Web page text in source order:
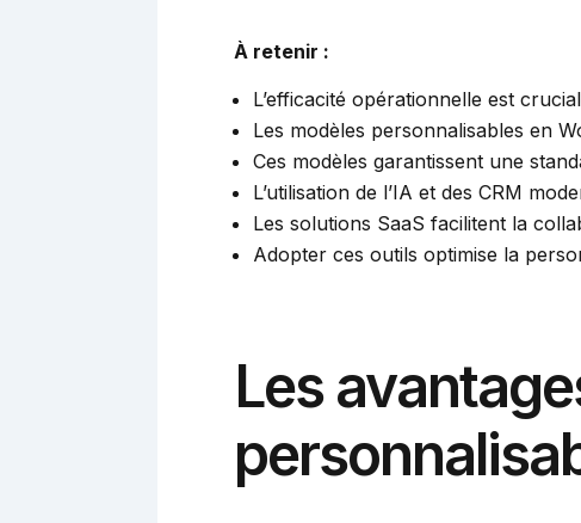
À retenir :
L’efficacité opérationnelle est
Les modèles personnalisables en
Ces modèles garantissent une
L’utilisation de l’IA et des CRM
Les solutions SaaS facilitent la
Adopter ces outils optimise la
Les